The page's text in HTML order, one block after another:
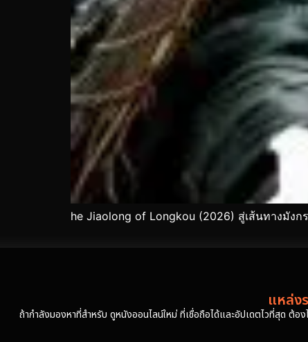
he Jiaolong of Longkou (2026) สู่เส้นทางมัง
แหล่ง
ถ้ากำลังมองหาที่สำหรับ ดูหนังออนไลน์ใหม่ ที่เชื่อถือได้และอัปเดตไวที่สุด ต้อ